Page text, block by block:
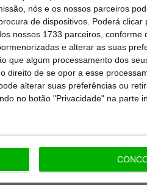
nós e os nossos parceiros
de dispositivos. Poderá clicar
nossos 1733 parceiros, conforme
e alterar as suas
que algum processamento dos
direito de se opor a esse
alterar suas preferências ou
no botão "Privacidade" na parte
inferior a 10 anos, é
taxa autónoma,
cada renovação de igual
para
e inferior a 20 anos,
taxa autónoma”,